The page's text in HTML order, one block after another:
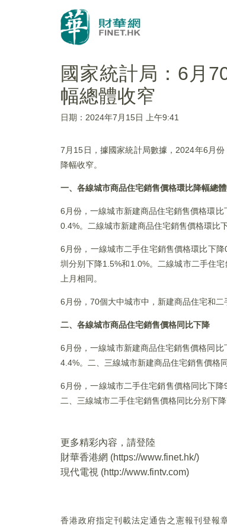
國家統計局：6月
幅總體收窄
日期：2024年7月15日 上午9:41
7月15日，據國家統計局數據，2024年6月
降幅收窄。
一、各線城市商品住宅銷售價格環比降幅總
6月份，一線城市新建商品住宅銷售價格環
0.4%。二線城市新建商品住宅銷售價格環比
6月份，一線城市二手住宅銷售價格環比下
圳分别下降1.5%和1.0%。二線城市二手住
上月相同。
6月份，70個大中城市中，新建商品住宅和
二、各線城市商品住宅銷售價格同比下降
6月份，一線城市新建商品住宅銷售價格同
4.4%。二、三線城市新建商品住宅銷售價格
6月份，一線城市二手住宅銷售價格同比下
二、三線城市二手住宅銷售價格同比分别下
更多精彩內容，請登陸
財華香港網 (https://www.finet.hk/)
現代電視 (http://www.fintv.com)
香港政府指定刊載法定通告之憲報刊登報